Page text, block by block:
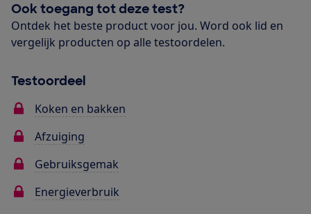
Ook toegang tot deze test?
Ontdek het beste product voor jou. Word ook lid en
vergelijk producten op alle testoordelen.
Testoordeel
Koken en bakken
Afzuiging
Gebruiksgemak
Energieverbruik